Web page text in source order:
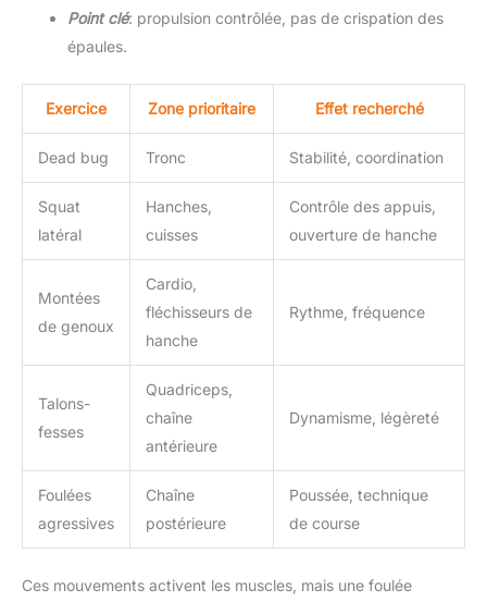
Point clé: propulsion contrôlée, pas de crispation des
épaules.
Exercice Zone prioritaire Effet recherché
Dead bug Tronc Stabilité, coordination
Squat
latéral
Hanches,
cuisses
Contrôle des appuis,
ouverture de hanche
Montées
de genoux
Cardio,
fléchisseurs de
hanche
Rythme, fréquence
Talons-
fesses
Quadriceps,
chaîne
antérieure
Dynamisme, légèreté
Foulées
agressives
Chaîne
postérieure
Poussée, technique
de course
Ces mouvements activent les muscles, mais une foulée